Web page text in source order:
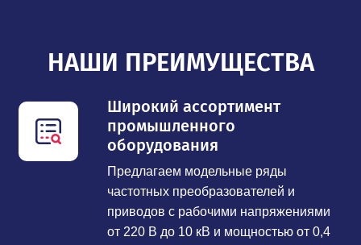
НАШИ ПРЕИМУЩЕСТВА
Широкий ассортимент
промышленного
оборудования
Предлагаем модельные ряды
частотных преобразователей и
приводов с рабочими напряжениями
от 220 В до 10 кВ и мощностью от 0,4